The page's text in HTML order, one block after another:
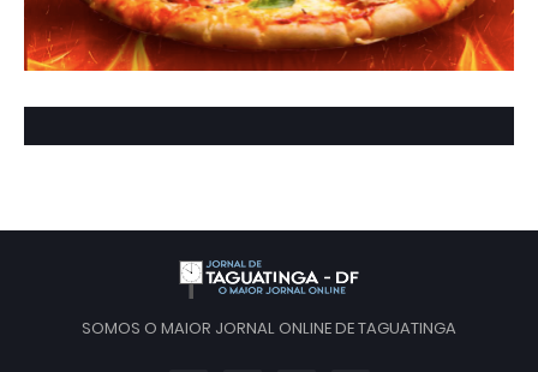
SOMOS O MAIOR JORNAL ONLINE DE TAGUATINGA